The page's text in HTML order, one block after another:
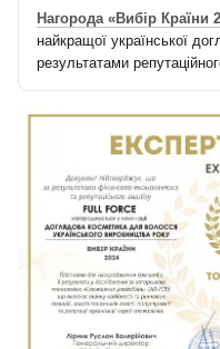
Нагорода «Вибір Країни
найкращої української
результатами